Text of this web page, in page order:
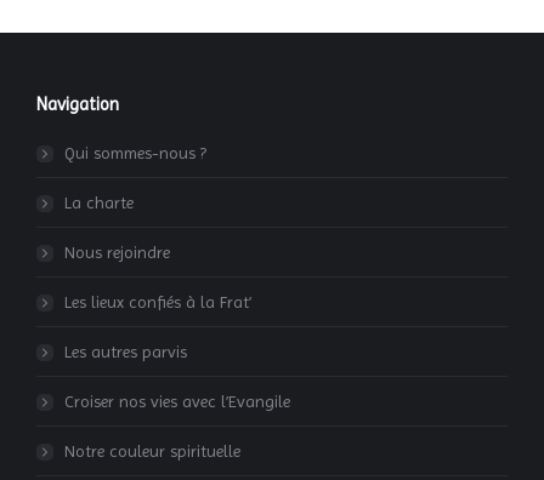
Navigation
Qui sommes-nous ?
La charte
Nous rejoindre
Les lieux confiés à la Frat’
Les autres parvis
Croiser nos vies avec l’Evangile
Notre couleur spirituelle